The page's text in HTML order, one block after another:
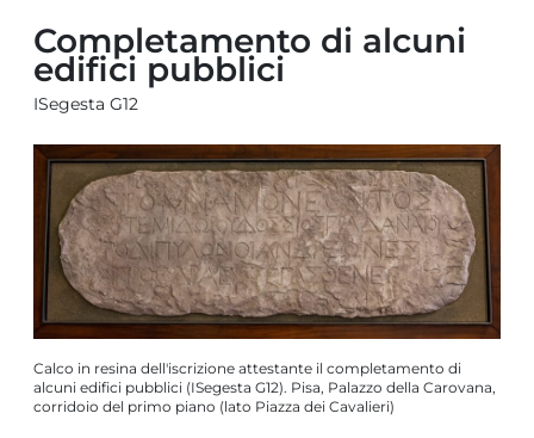
Completamento di alcuni
edifici pubblici
ISegesta G12
Calco in resina dell'iscrizione attestante il completamento di
alcuni edifici pubblici (ISegesta G12). Pisa, Palazzo della Carovana,
corridoio del primo piano (lato Piazza dei Cavalieri)